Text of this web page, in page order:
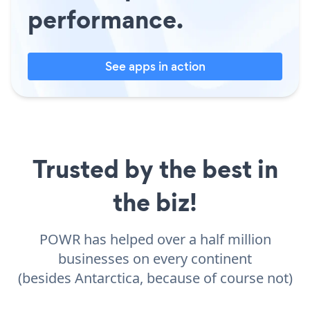
performance.
See apps in action
Trusted by the best in
the biz!
POWR has helped over a half million
businesses on every continent
(besides Antarctica, because of course not)